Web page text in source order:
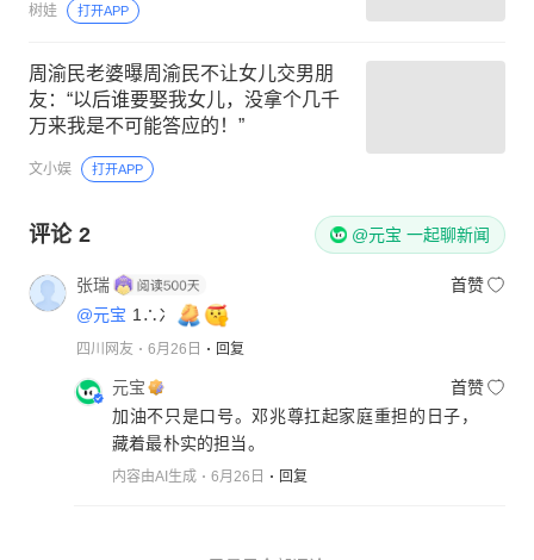
树娃 打开APP
周渝民老婆曝周渝民不让女儿交男朋
友：“以后谁要娶我女儿，没拿个几千
万来我是不可能答应的！”
文小娱 打开APP
评论 2 @元宝 一起聊新闻
张瑞
首赞
@元宝 1∴冫
四川网友 6月26日 回复
元宝
首赞
加油不只是口号。邓兆尊扛起家庭重担的日子，
藏着最朴实的担当。
内容由AI生成 6月26日 回复